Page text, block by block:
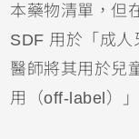
本藥物清單，但
SDF 用於「成人
醫師將其用於兒
用（off-label）」